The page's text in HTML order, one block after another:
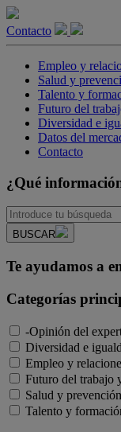
Contacto
Empleo y
Salud y
Talento y
Futuro del
Diversidad e
Datos del
Contacto
¿Qué
BUSCAR
Te ayudamos a
Categorías
-Opinión del
Diversidad e
Empleo y
Futuro del trabajo
Salud y prevención
Talento y